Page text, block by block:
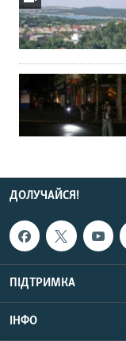
ДОЛУЧАЙСЯ!
ПІДТРИМКА
ІНФО